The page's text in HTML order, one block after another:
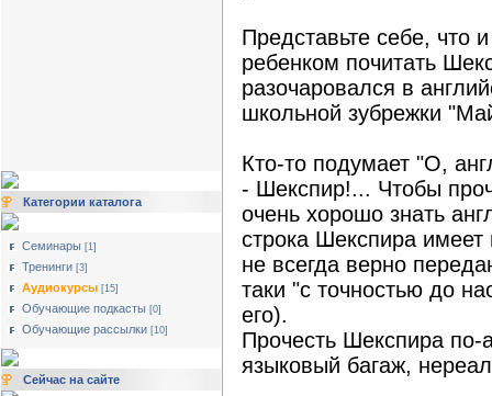
Категории каталога
Семинары [1]
Тренинги [3]
Аудиокурсы [15]
Обучающие подкасты [0]
Обучающие рассылки [10]
Сейчас на сайте
Представьте себе, что
ребенком почитать
разочаровался в
школьной зубрежки
Кто-то подумает "О,
- Шекспир!... Чтобы
очень хорошо знать
строка Шекспира имеет
не всегда верно
таки "с точностью до
его).
Прочесть Шекспира
языковый багаж,